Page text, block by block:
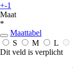
+-1
Maat
*
Maattabel
S
M L
Dit veld is verplicht